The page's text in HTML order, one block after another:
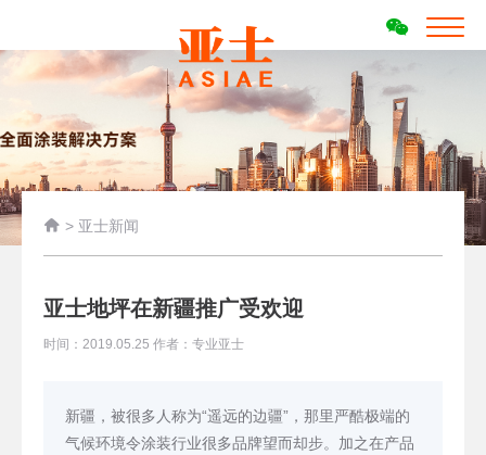
 > 亚士新闻
亚士地坪在新疆推广受欢迎
时间：2019.05.25 作者：专业亚士
新疆，被很多人称为“遥远的边疆”，那里严酷极端的
气候环境令涂装行业很多品牌望而却步。加之在产品